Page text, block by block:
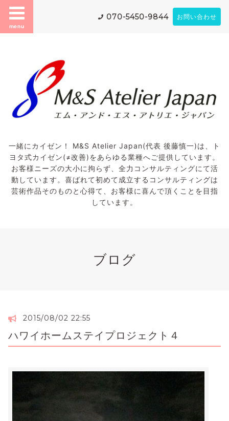
menu
070-5450-9844 お問い合わせ
一緒にカイゼン！ M&S Atelier Japan(代表 後藤慎一)は、ト
ヨタ式カイゼン(≠改善)をあらゆる業種へご提供しています。
お客様ニーズの大小に拘らず、全力コンサルティングにて活
動しています。喜ばれて初めて成立するコンサルティングは
芸術作品そのものと心得て、お客様に喜んで頂くことを目指
しています。
ブログ
2015/08/02 22:55
ハワイホームステイプロジェクト４